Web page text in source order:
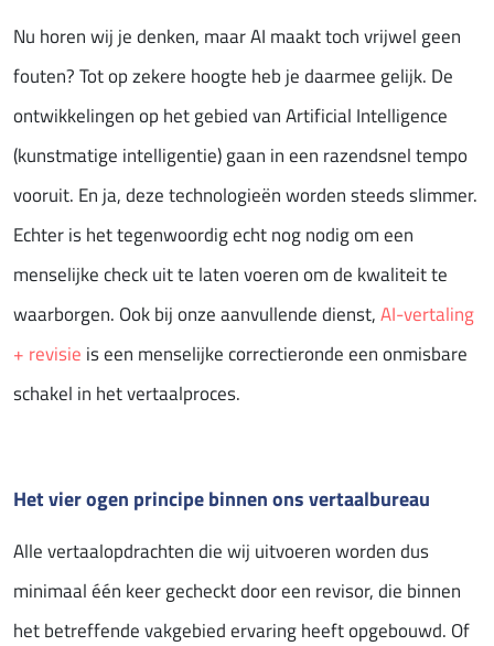
Nu horen wij je denken, maar AI maakt toch vrijwel geen
fouten? Tot op zekere hoogte heb je daarmee gelijk. De
ontwikkelingen op het gebied van Artificial Intelligence
(kunstmatige intelligentie) gaan in een razendsnel tempo
vooruit. En ja, deze technologieën worden steeds slimmer.
Echter is het tegenwoordig echt nog nodig om een
menselijke check uit te laten voeren om de kwaliteit te
waarborgen. Ook bij onze aanvullende dienst,AI-vertaling
+ revisie is een menselijke correctieronde een onmisbare
schakel in het vertaalproces.
Het vier ogen principe binnen ons vertaalbureau
Alle vertaalopdrachten die wij uitvoeren worden dus
minimaal één keer gecheckt door een revisor, die binnen
het betreffende vakgebied ervaring heeft opgebouwd. Of